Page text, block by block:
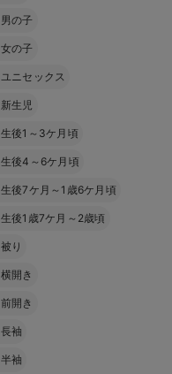
男の子
女の子
ユニセックス
新生児
生後1～3ケ月頃
生後4～6ケ月頃
生後7ケ月～1歳6ケ月頃
生後1歳7ケ月～2歳頃
被り
横開き
前開き
長袖
半袖